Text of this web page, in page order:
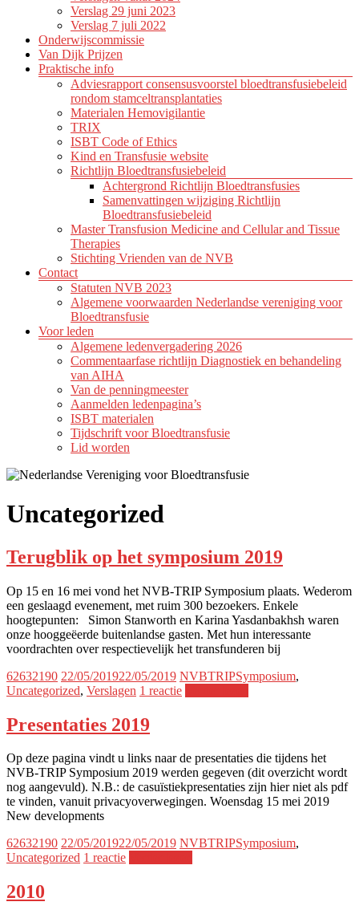
Verslag 29 juni 2023
Verslag 7 juli 2022
Onderwijscommissie
Van Dijk Prijzen
Praktische info
Adviesrapport consensusvoorstel bloedtransfusiebeleid
rondom stamceltransplantaties
Materialen Hemovigilantie
TRIX
ISBT Code of Ethics
Kind en Transfusie website
Richtlijn Bloedtransfusiebeleid
Achtergrond Richtlijn Bloedtransfusies
Samenvattingen wijziging Richtlijn
Bloedtransfusiebeleid
Master Transfusion Medicine and Cellular and Tissue
Therapies
Stichting Vrienden van de NVB
Contact
Statuten NVB 2023
Algemene voorwaarden Nederlandse vereniging voor
Bloedtransfusie
Voor leden
Algemene ledenvergadering 2026
Commentaarfase richtlijn Diagnostiek en behandeling
van AIHA
Van de penningmeester
Aanmelden ledenpagina’s
ISBT materialen
Tijdschrift voor Bloedtransfusie
Lid worden
Uncategorized
Terugblik op het symposium 2019
Op 15 en 16 mei vond het NVB-TRIP Symposium plaats. Wederom
een geslaagd evenement, met ruim 300 bezoekers. Enkele
hoogtepunten: Simon Stanworth en Karina Yasdanbakhsh waren
onze hooggeëerde buitenlandse gasten. Met hun interessante
voordrachten over respectievelijk het transfunderen bij
62632190 22/05/201922/05/2019 NVBTRIPSymposium,
Uncategorized, Verslagen 1 reactie
Presentaties 2019
Op deze pagina vindt u links naar de presentaties die tijdens het
NVB-TRIP Symposium 2019 werden gegeven (dit overzicht wordt
nog aangevuld). N.B.: de casuïstiekpresentaties zijn hier niet als pdf
te vinden, vanuit privacyoverwegingen. Woensdag 15 mei 2019
New developments
62632190 22/05/201922/05/2019 NVBTRIPSymposium,
Uncategorized 1 reactie
2010